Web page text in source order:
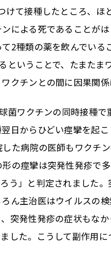
けて接種したところ、ほ
による死であることが
2種類の薬を飲んでいる
ということで、たまたま
クチンとの間に因果関係
ワクチンの同時接種で
日からひどい痙攣を起
た病院の医師もワクチ
の痙攣は突発性発疹で
う」と判定されました
ん主治医はウイルスの
突発性発疹の症状もな
した。こうして副作用